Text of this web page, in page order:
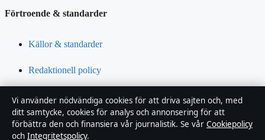
Förtroende & standarder
Källor & standarder
Redaktionell policy
Rättelsepolicy
Tillgänglighetsredogörelse
Vi använder nödvändiga cookies för att driva sajten och, med
ditt samtycke, cookies för analys och annonsering för att
förbättra den och finansiera vår journalistik. Se vår Cookiepolicy
och Integritetspolicy.